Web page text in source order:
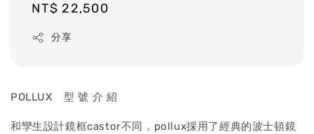
Regular
NT$ 22,500
分享
POLLUX 型 號 介 紹
和孿生設計鏡框castor不同，pollux採用了經典的波士頓鏡